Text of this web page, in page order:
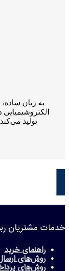
به زبان
تولید
خدمات مشتریان
راهنمای خرید
روش‌های
روش‌های